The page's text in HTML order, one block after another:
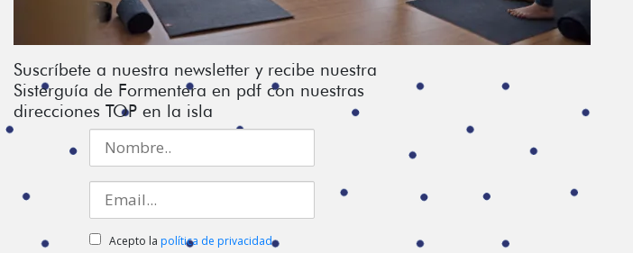
Suscríbete a nuestra newsletter y recibe nuestra
Sisterguía de Formentera en pdf con nuestras
direcciones TOP en la isla
Acepto la política de privacidad